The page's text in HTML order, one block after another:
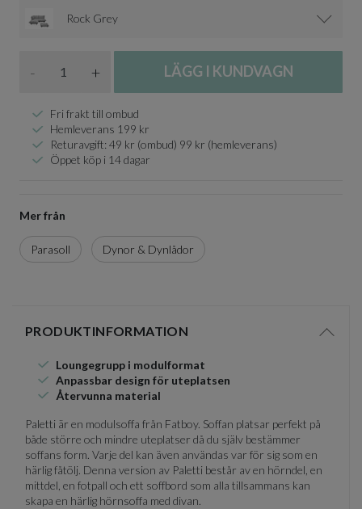
Rock Grey
- + LÄGG I KUNDVAGN
Fri frakt till ombud
Hemleverans 199 kr
Returavgift: 49 kr (ombud) 99 kr (hemleverans)
Öppet köp i 14 dagar
Mer från
Parasoll Dynor & Dynlådor
PRODUKTINFORMATION
Visa/
Loungegrupp i modulformat
Anpassbar design för uteplatsen
Återvunna material
Paletti är en modulsoffa från Fatboy. Soffan platsar perfekt på
både större och mindre uteplatser då du själv bestämmer
soffans form. Varje del kan även användas var för sig som en
härlig fåtölj. Denna version av Paletti består av en hörndel, en
mittdel, en fotpall och ett soffbord som alla tillsammans kan
skapa en härlig hörnsoffa med divan.